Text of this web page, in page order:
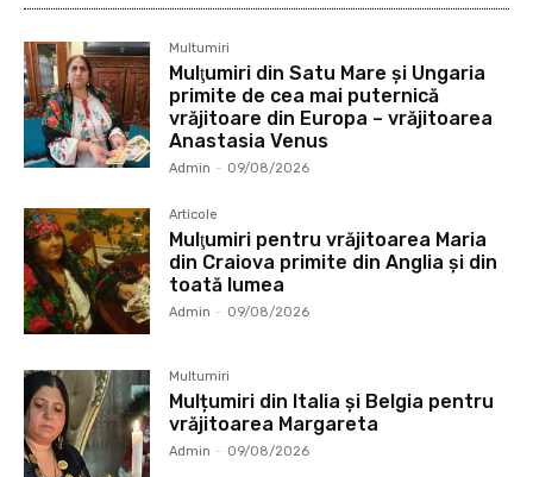
Multumiri
Mulţumiri din Satu Mare și Ungaria
primite de cea mai puternică
vrăjitoare din Europa – vrăjitoarea
Anastasia Venus
Admin - 09/08/2026
Articole
Mulţumiri pentru vrăjitoarea Maria
din Craiova primite din Anglia și din
toată lumea
Admin - 09/08/2026
Multumiri
Mulțumiri din Italia și Belgia pentru
vrăjitoarea Margareta
Admin - 09/08/2026